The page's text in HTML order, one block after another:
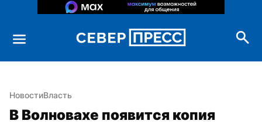
НовостиВласть
В Волновахе появится копия